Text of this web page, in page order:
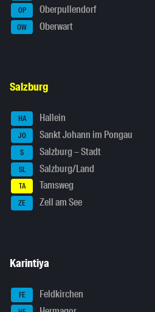
OP Oberpullendorf
OW Oberwart
Salzburg
HA Hallein
JO Sankt Johann im Pongau
S Salzburg – Stadt
SL Salzburg/Land
TA Tamsweg
ZE Zell am See
Karintiya
FE Feldkirchen